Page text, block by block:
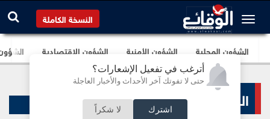
أترغب في تفعيل الإشعارات؟
حتى لا تفوتك آخر الأحداث والأخبار العاجلة
اشترك لا شكراً
النسخة الكاملة
الشؤون المحلية الشؤون الأمنية الشؤون الإقتصادية
الشؤون المحلية